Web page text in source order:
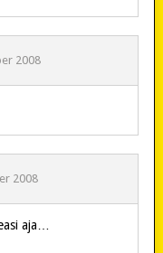
2008
2008
aja…